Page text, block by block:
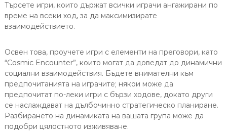
Търсете игри, които държат всички играчи ангажирани по
време на всеки ход, за да максимизирате
взаимодействието.
Освен това, проучете игри с елементи на преговори, като
“Cosmic Encounter”, които могат да доведат до динамични
социални взаимодействия. Бъдете внимателни към
предпочитанията на играчите; някои може да
предпочитат по-леки игри с бързи ходове, докато други
се наслаждават на дълбочинно стратегическо планиране.
Разбирането на динамиката на вашата група може да
подобри цялостното изживяване.